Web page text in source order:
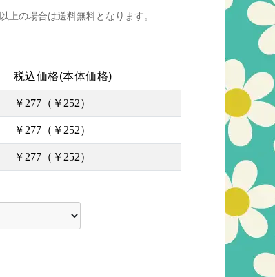
以上の場合は送料無料となります。
税込価格(本体価格)
￥277（￥252）
￥277（￥252）
￥277（￥252）